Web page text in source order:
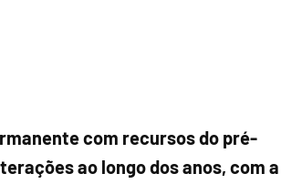
com recursos do pré-
ao longo dos anos, com a